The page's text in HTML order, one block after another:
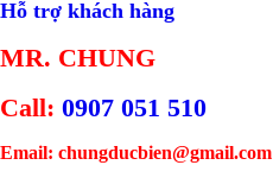
Hỗ trợ khách hàng
MR. CHUNG
Call: 0907 051 510
Email: chungducbien@gmail.com